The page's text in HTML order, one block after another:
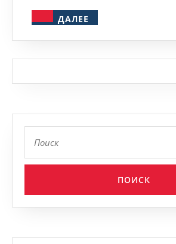
ДАЛЕЕ